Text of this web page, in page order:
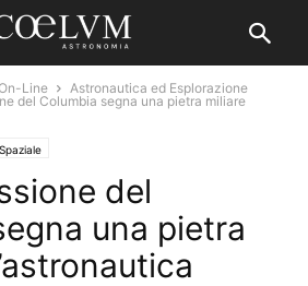
Line
Astronautica ed Esplorazione
del Columbia segna una pietra miliare
del
una pietra